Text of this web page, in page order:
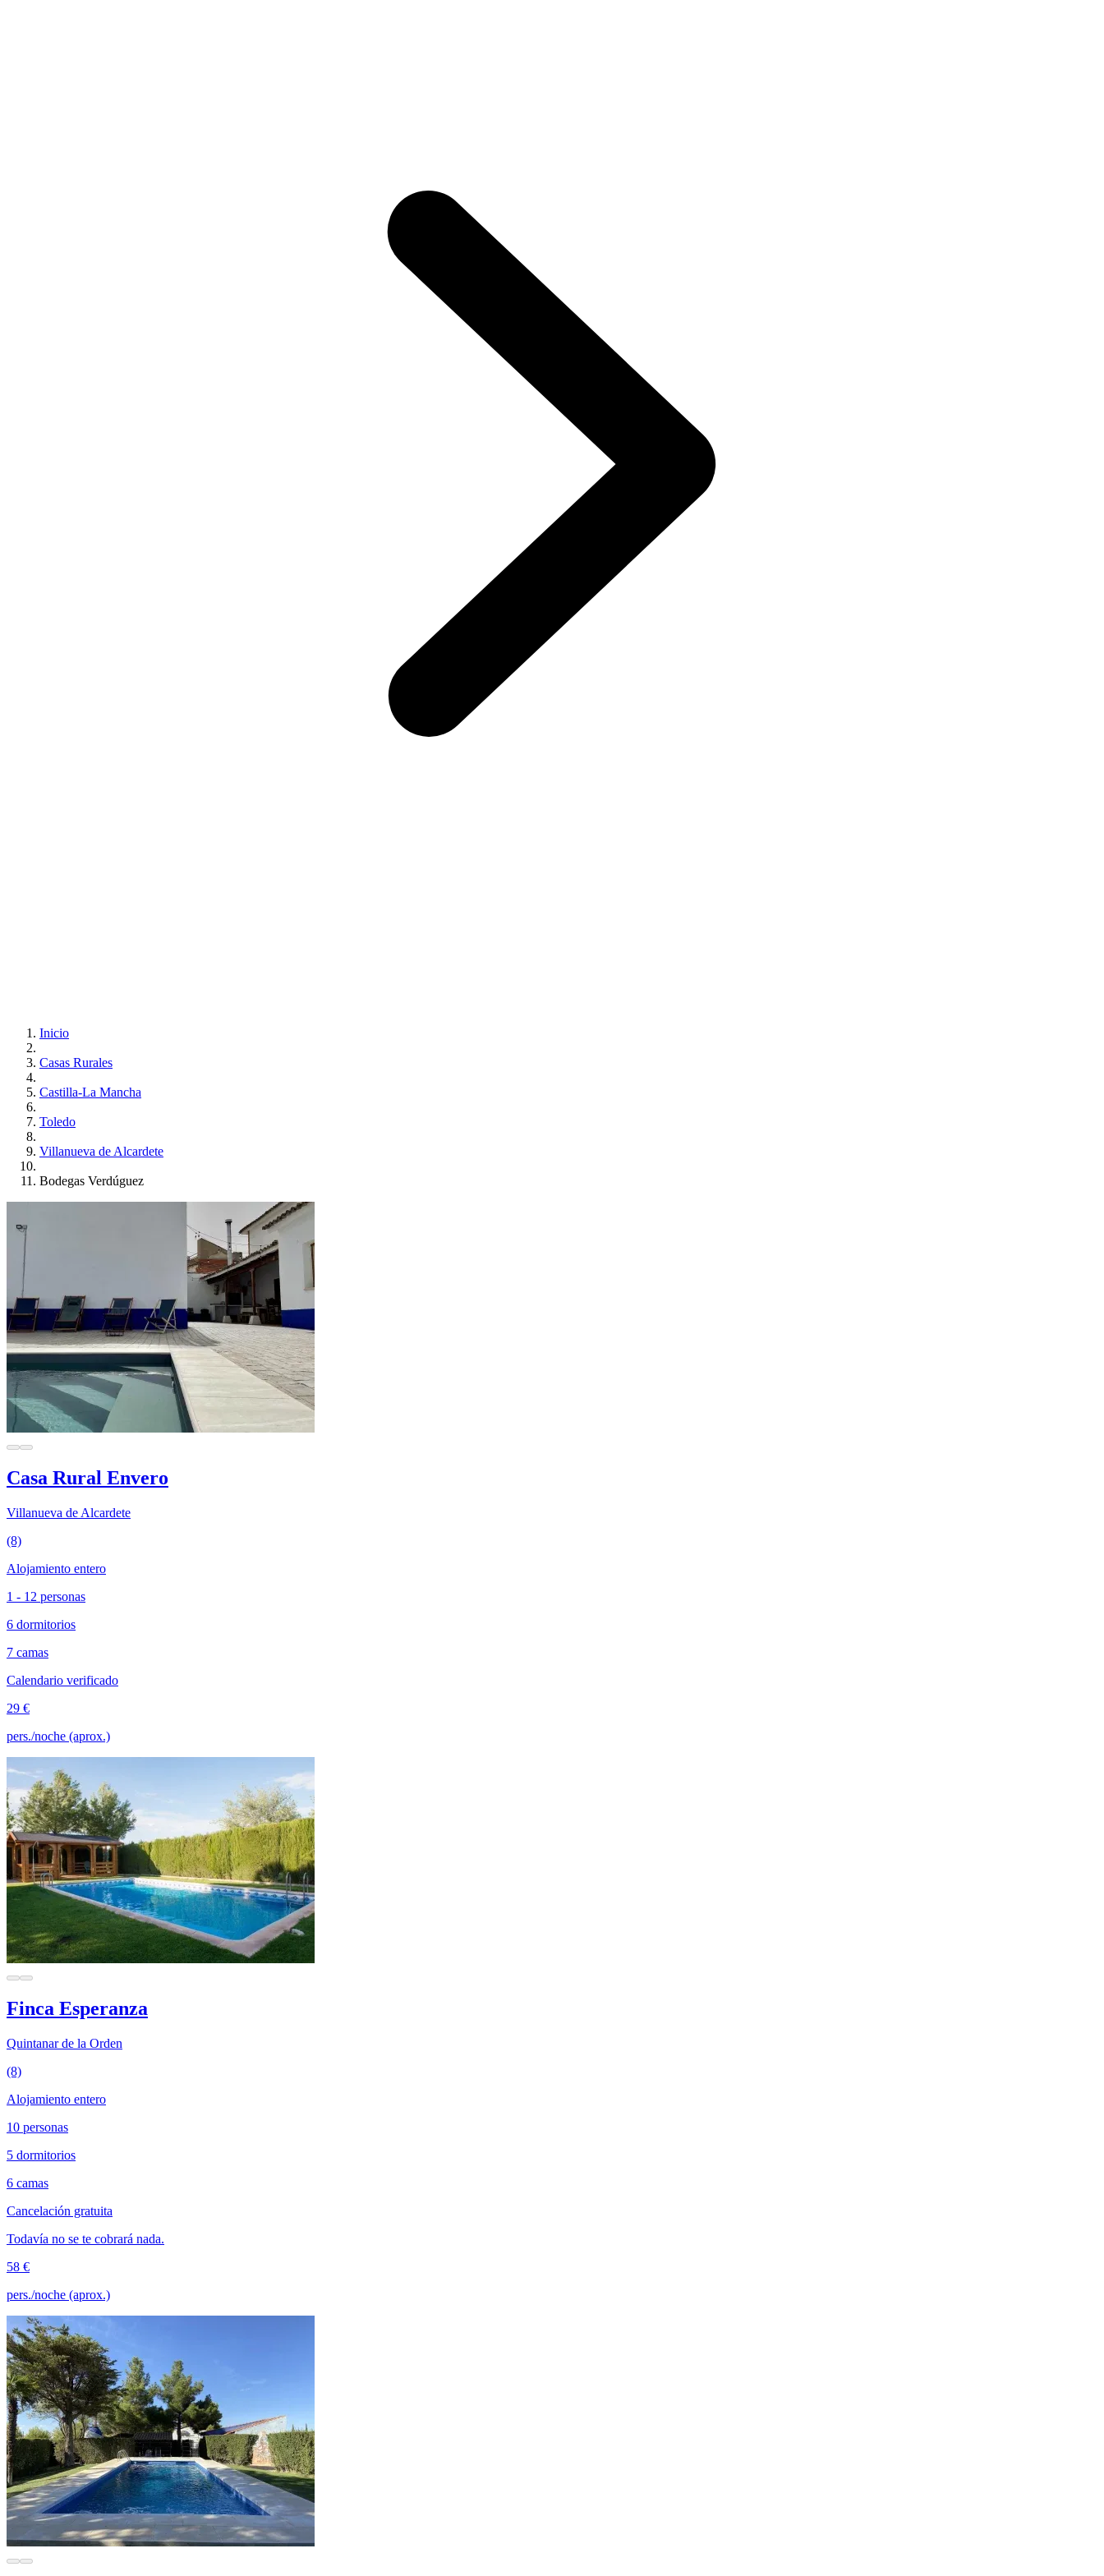
Inicio
Casas Rurales
Castilla-La Mancha
Toledo
Villanueva de Alcardete
Bodegas Verdúguez
Casa Rural Envero
Villanueva de Alcardete
(8)
Alojamiento entero
1 - 12 personas
6 dormitorios
7 camas
Calendario verificado
29 €
pers./noche (aprox.)
Finca Esperanza
Quintanar de la Orden
(8)
Alojamiento entero
10 personas
5 dormitorios
6 camas
Cancelación gratuita
Todavía no se te cobrará nada.
58 €
pers./noche (aprox.)